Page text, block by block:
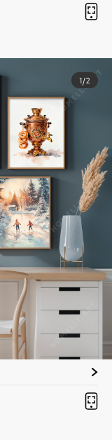
1/2